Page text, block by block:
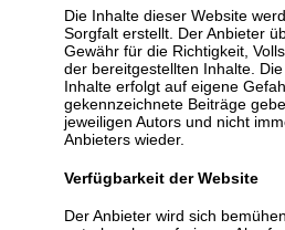
Die Inhalte dieser Website
Sorgfalt erstellt. Der Anbieter
Gewähr für die Richtigkeit,
der bereitgestellten Inhalte.
Inhalte erfolgt auf eigene
gekennzeichnete Beiträge
jeweiligen Autors und nicht
Anbieters wieder.
Verfügbarkeit der Website
Der Anbieter wird sich